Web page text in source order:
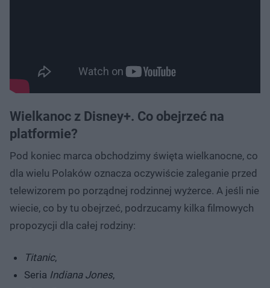
Wielkanoc z Disney+. Co obejrzeć na
platformie?
Pod koniec marca obchodzimy święta wielkanocne, co
dla wielu Polaków oznacza oczywiście zaleganie przed
telewizorem po porządnej rodzinnej wyżerce. A jeśli nie
wiecie, co by tu obejrzeć, podrzucamy kilka filmowych
propozycji dla całej rodziny:
Titanic,
Seria Indiana Jones,